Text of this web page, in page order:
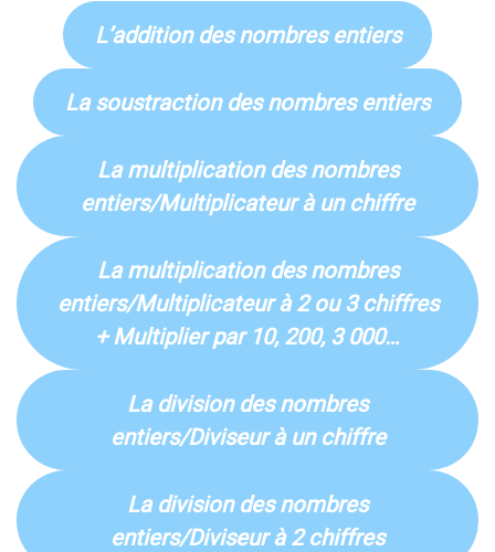
L’addition des nombres entiers
La soustraction des nombres entiers
La multiplication des nombres
entiers/Multiplicateur à un chiffre
La multiplication des nombres
entiers/Multiplicateur à 2 ou 3 chiffres
+ Multiplier par 10, 200, 3 000…
La division des nombres
entiers/Diviseur à un chiffre
La division des nombres
entiers/Diviseur à 2 chiffres